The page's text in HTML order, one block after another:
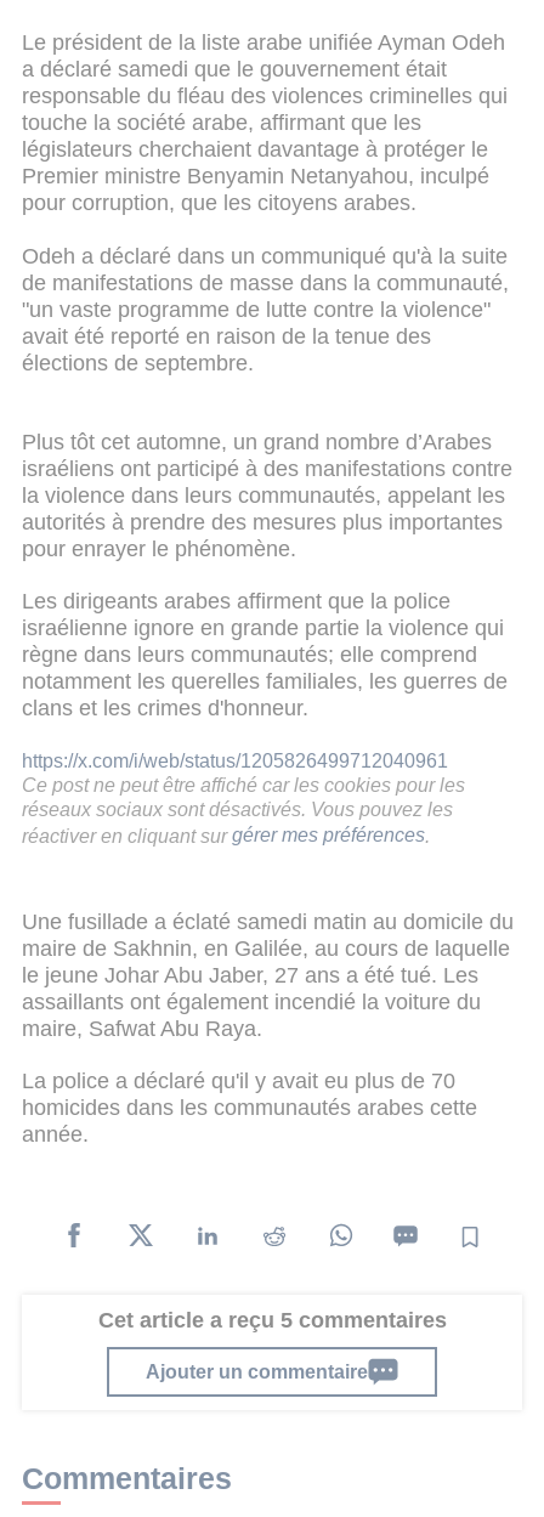
Le président de la liste arabe unifiée Ayman Odeh
a déclaré samedi que le gouvernement était
responsable du fléau des violences criminelles qui
touche la société arabe, affirmant que les
législateurs cherchaient davantage à protéger le
Premier ministre Benyamin Netanyahou, inculpé
pour corruption, que les citoyens arabes.
Odeh a déclaré dans un communiqué qu'à la suite
de manifestations de masse dans la communauté,
"un vaste programme de lutte contre la violence"
avait été reporté en raison de la tenue des
élections de septembre.
Plus tôt cet automne, un grand nombre d’Arabes
israéliens ont participé à des manifestations contre
la violence dans leurs communautés, appelant les
autorités à prendre des mesures plus importantes
pour enrayer le phénomène.
Les dirigeants arabes affirment que la police
israélienne ignore en grande partie la violence qui
règne dans leurs communautés; elle comprend
notamment les querelles familiales, les guerres de
clans et les crimes d'honneur.
https://x.com/i/web/status/1205826499712040961
Ce post ne peut être affiché car les cookies pour les
réseaux sociaux sont désactivés. Vous pouvez les
réactiver en cliquant sur gérer mes préférences
Une fusillade a éclaté samedi matin au domicile du
maire de Sakhnin, en Galilée, au cours de laquelle
le jeune Johar Abu Jaber, 27 ans a été tué. Les
assaillants ont également incendié la voiture du
maire, Safwat Abu Raya.
La police a déclaré qu'il y avait eu plus de 70
homicides dans les communautés arabes cette
année.
Cet article a reçu 5 commentaires
Ajouter un commentaire
Commentaires